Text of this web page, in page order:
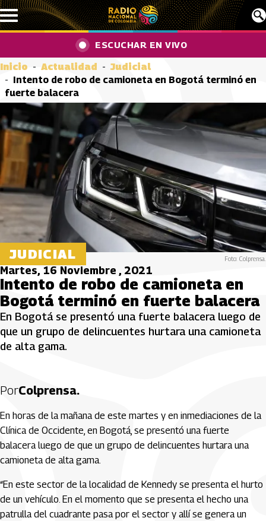
Pasar al contenido principal
ESCUCHAR EN VIVO
Inicio Actualidad
Judicial
Intento de robo de camioneta en Bogotá terminó en
fuerte balacera
JUDICIAL Foto: Colprensa.
Martes, 16 Noviembre , 2021
Intento de robo de camioneta en
Bogotá terminó en fuerte balacera
En Bogotá se presentó una fuerte balacera luego de
que un grupo de delincuentes hurtara una camioneta
de alta gama.
PorColprensa.
En horas de la mañana de este martes y en inmediaciones de la
Clínica de Occidente, en Bogotá, se presentó una fuerte
balacera luego de que un grupo de delincuentes hurtara una
camioneta de alta gama.
“En este sector de la localidad de Kennedy se presenta el hurto
de un vehículo. En el momento que se presenta el hecho una
patrulla del cuadrante pasa por el sector y allí se genera un